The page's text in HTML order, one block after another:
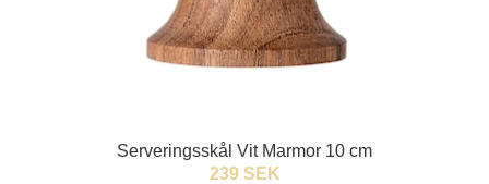
Serveringsskål Vit Marmor 10 cm
239 SEK